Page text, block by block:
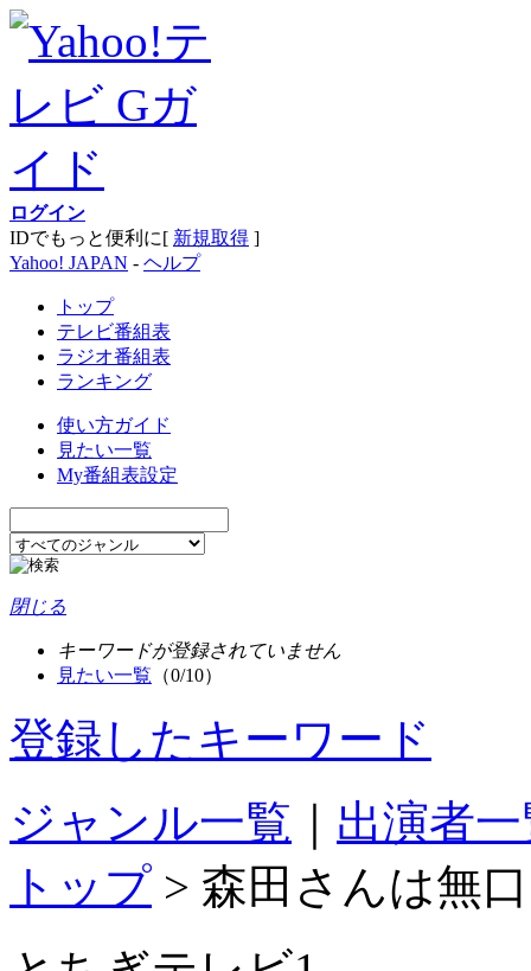
ログイン
IDでもっと便利に[ 新規取得 ]
Yahoo! JAPAN - ヘルプ
トップ
テレビ番組表
ラジオ番組表
ランキング
使い方ガイド
見たい一覧
My番組表設定
閉じる
キーワードが登録されていません
見たい一覧 （0/10）
登録したキーワード
ジャンル一覧
出演者
トップ > 森田さんは無